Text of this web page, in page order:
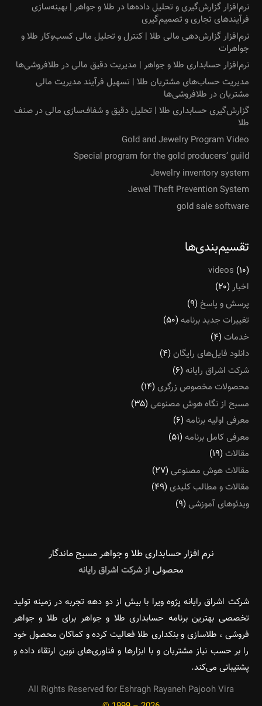
نرم‌افزار گزارش‌گیری و تحلیل داده‌ها در طلا و جواهر | بهینه‌سازی
فرآیندهای تجاری و تصمیم‌گیری
نرم‌افزار گزارش‌دهی مالی طلا | کنترل و تحلیل مالی کسب‌وکار طلا و
جواهرات
نرم‌افزار حسابداری طلا و جواهر | مدیریت دقیق مالی در طلافروشی‌ها
مدیریت حساب‌های مشتریان طلا | تسهیل فرآیند مدیریت مالی
مشتریان در طلافروشی‌ها
گزارش‌گیری حسابداری طلا | تحلیل دقیق و شفاف‌سازی مالی در صنف
طلا
Gold and Jewelry Program Video
Special program for the gold producers’ guild
Jewelry inventory system
Jewel Theft Prevention System
gold sale software
تقسیم‌بندی‌ها
videos (۱۰)
اخبار(۲۰)
پرسش و پاسخ (۹)
تغییرات جدید برنامه (۵۰)
خدمات(۴)
دانلود فایل‌های رایگان(۴)
شرکت اشراق رایانه (۶)
محصولات مخصوص زرگری(۱۴)
مسبح از نگاه هوش مصنوعی(۳۵)
معرفی اولیه برنامه (۶)
معرفی کامل برنامه (۵۱)
مقالات(۱۹)
مقالات هوش مصنوعی(۲۷)
مقالات و مطالب کلیدی(۴۹)
ویدئوهای آموزشی(۹)
نرم افزار حسابداری طلا و جواهر مسبح ماندگار‌
محصولی ازشرکت اشراق رایانه
شرکت اشراق رایانه پژوه ویرا با بیش از دو دهه تجربه در زمینه تولید
تخصصی بهترین برنامه حسابداری طلا و جواهر برای طلا و جواهر
فروشی ، طلاسازی و بنکداری طلا فعالیت کرده و کماکان محصول خود
را بر حسب نیاز مشتریان و با ابزارها و فناوری‌های نوین ارتقاء داده و
پشتیبانی می‌کند.
All Rights Reserved for Eshragh Rayaneh Pajooh Vira